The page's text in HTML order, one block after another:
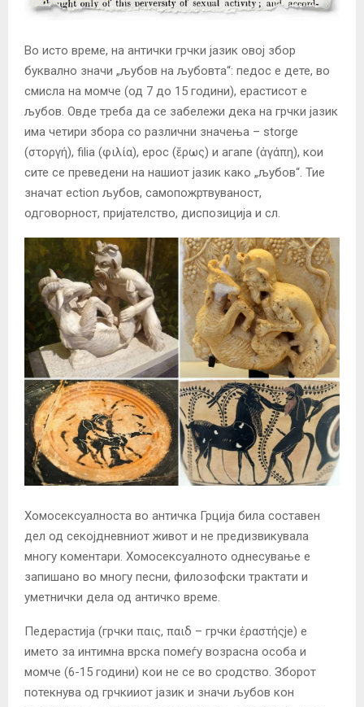
Во исто време, на антички грчки јазик овој збор
буквално значи „љубов на љубовта“: педос е дете, во
смисла на момче (од 7 до 15 години), ерастисот е
љубов. Овде треба да се забележи дека на грчки јазик
има четири збора со различни значења – storge
(στοργή), filia (φιλία), ерос (ἔρως) и агапе (ἀγάπη), кои
сите се преведени на нашиот јазик како „љубов“. Тие
значат ection љубов, самопожртвуваност,
одговорност, пријателство, диспозиција и сл.
Хомосексуалноста во античка Грција била составен
дел од секојдневниот живот и не предизвикувала
многу коментари. Хомосексуалното однесување е
запишано во многу песни, филозофски трактати и
уметнички дела од античко време.
Педерастија (грчки παις, παιδ – грчки ἐραστήςje) е
името за интимна врска помеѓу возрасна особа и
момче (6-15 години) кои не се во сродство. Зборот
потекнува од грчкииот јазик и значи љубов кон